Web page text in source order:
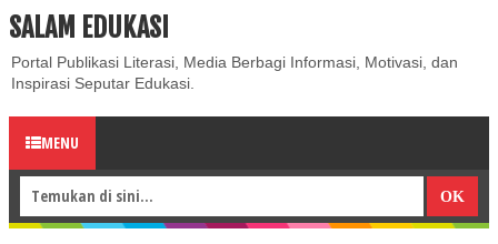
ABOUT CONTACT US
SALAM EDUKASI
Portal Publikasi Literasi, Media Berbagi Informasi, Motivasi, dan
Inspirasi Seputar Edukasi.
MENU